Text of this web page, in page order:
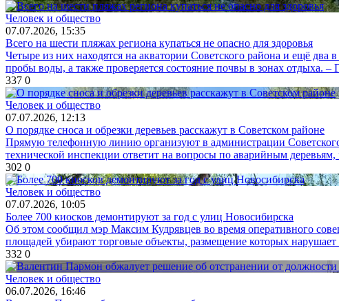
Человек и общество
07.07.2026, 15:35
Всего на шести пляжах региона купаться не опасно для здоровья
Четыре из них находятся на акватории Советского района и ещё два
пробы воды, а также проверяется состояние почвы в зонах отдыха. –
337 0
Человек и общество
07.07.2026, 12:13
О порядке сноса и обрезки деревьев расскажут в Советском районе
Прямую телефонную линию организуют в администрации
технической инспекции ответит на вопросы по аварийным
302 0
Человек и общество
07.07.2026, 10:05
Более 700 киосков демонтируют за год с улиц Новосибирска
Об этом сообщил мэр Максим Кудрявцев во время оперативного
площадей убирают торговые объекты, размещение которых нарушает
332 0
Человек и общество
06.07.2026, 16:46